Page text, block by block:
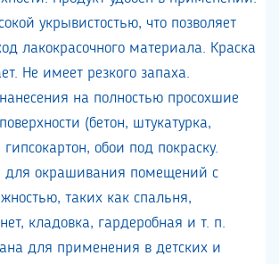
укрывистостью, что позволяет
лакокрасочного материала. Краска
Не имеет резкого запаха.
на полностью просохшие
(бетон, штукатурка,
обои под покраску.
для окрашивания помещений с
таких как спальня,
кладовка, гардеробная и т. п.
для применения в детских и